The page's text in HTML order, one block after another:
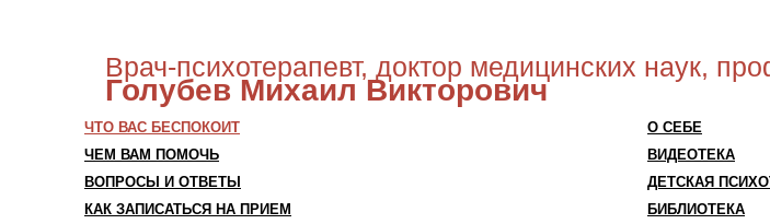
Врач-психотерапевт, доктор медицинских наук,
Голубев Михаил Викторович
ЧТО ВАС БЕСПОКОИТ
О СЕБЕ
ЧЕМ ВАМ ПОМОЧЬ
ВИДЕОТЕКА
ВОПРОСЫ И ОТВЕТЫ
ДЕТСКАЯ
КАК ЗАПИСАТЬСЯ НА ПРИЕМ
БИБЛИОТЕКА